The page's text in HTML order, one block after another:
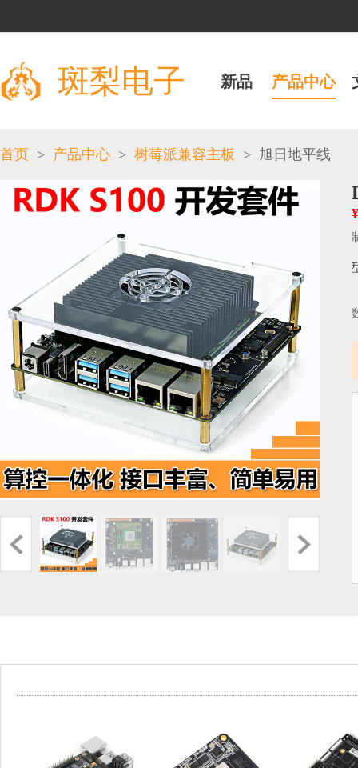
斑梨电子 新品 产品中心
首页 > 产品中心 > 树莓派兼容主板 > 旭日地平线